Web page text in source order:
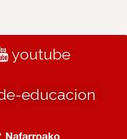
youtube
educacion